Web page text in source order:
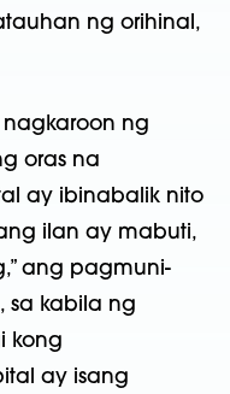
ng orihinal,
ng
oras na
ay ibinabalik nito
ilan ay mabuti,
ang pagmuni-
sa kabila ng
kong
ay isang